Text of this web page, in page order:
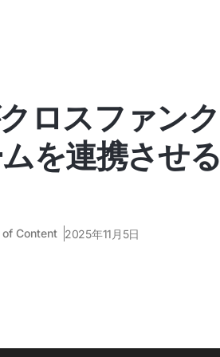
ロスファンク
を連携させる
of Content 2025年11月5日